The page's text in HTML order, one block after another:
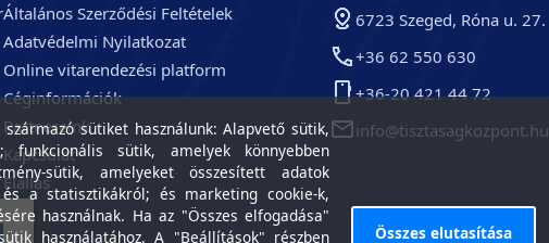
Általános Szerződési Feltételek
Adatvédelmi Nyilatkozat
Online vitarendezési platform
Céginformációk
Partnereink
Kapcsolat
Elállás
6723 Szeged, Róna u. 27.
+36 62 550 630
+36-20 421 44 72
info@tisztasagkozpont.hu
sütiket használunk: Alapvető sütik,
funkcionális sütik, amelyek könnyebben
sütik, amelyeket összesített adatok
a statisztikákról; és marketing cookie-k,
használnak. Ha az "Összes elfogadása"
használatához. A "Beállítások" részben
Összes elutasítása